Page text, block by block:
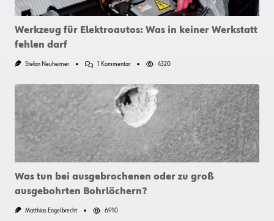
Werkzeug für Elektroautos: Was in keiner Werkstatt
fehlen darf
Stefan Neuheimer 1 KommentarZu
Elektroautos:
Was
In
Keiner
Werkstatt
Fehlen
Darf
4320
Was tun bei ausgebrochenen oder zu groß
ausgebohrten Bohrlöchern?
Matthias Engelbrecht 6910